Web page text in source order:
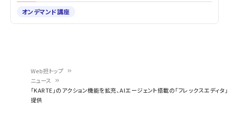
Web担トップ
ニュース
「KARTE」のアクション機能を拡充、AIエージェント搭載の「フレックスエディタ」
提供
オンデマンド講座